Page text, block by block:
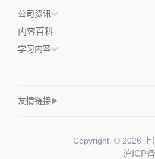
公司资讯
内容百科
学习内容
友情链接▶
Copyright © 2026 上
沪ICP